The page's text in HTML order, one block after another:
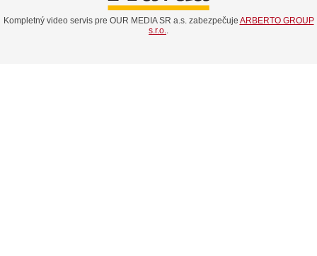
Kompletný video servis pre OUR MEDIA SR a.s. zabezpečuje ARBERTO GROUP
s.r.o.